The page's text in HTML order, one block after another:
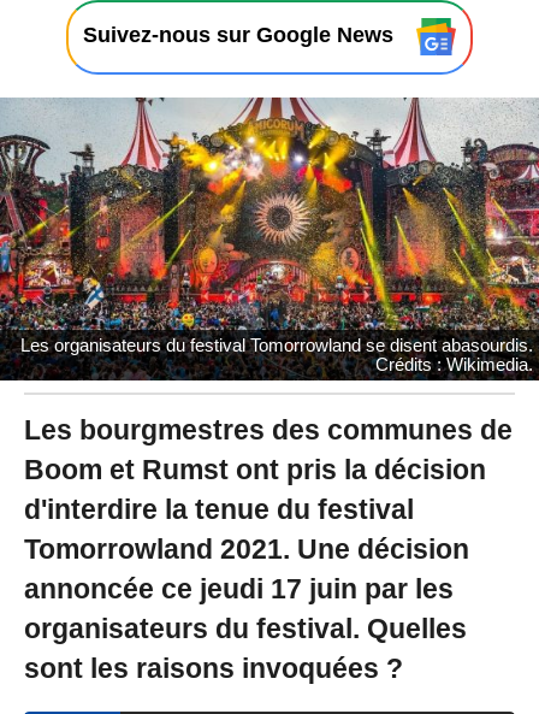
1
/
0
/
2
0
2
1
à
1
3
:
3
1
Suivez-nous sur Google News
Les organisateurs du festival Tomorrowland se disent abasourdis.
Crédits : Wikimedia.
Les bourgmestres des communes de
Boom et Rumst ont pris la décision
d'interdire la tenue du festival
Tomorrowland 2021. Une décision
annoncée ce jeudi 17 juin par les
organisateurs du festival. Quelles
sont les raisons invoquées ?